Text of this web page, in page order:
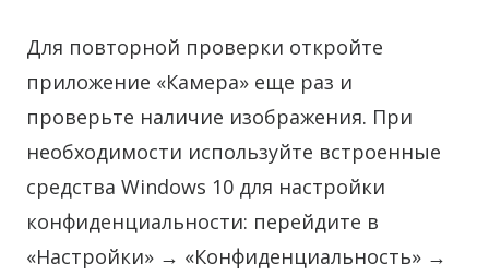
Для повторной проверки откройте
приложение «Камера» еще раз и
проверьте наличие изображения. При
необходимости используйте встроенные
средства Windows 10 для настройки
конфиденциальности: перейдите в
«Настройки» → «Конфиденциальность» →